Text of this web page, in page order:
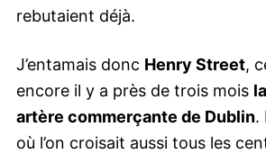
rebutaient déjà.
J’entamais donc Henry Street,
encore il y a près de trois mois
artère commerçante de Dublin.
où l’on croisait aussi tous les